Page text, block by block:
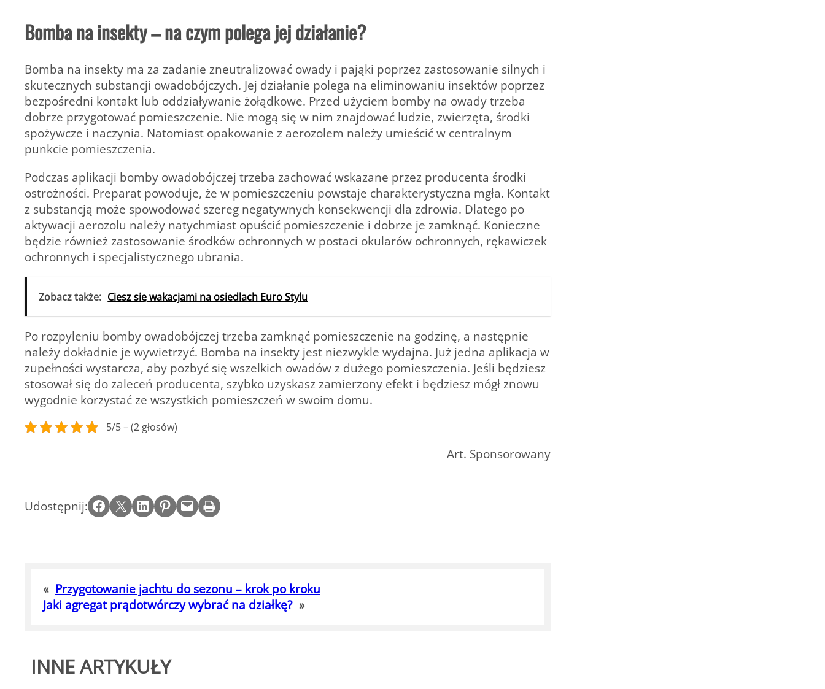
Bomba na insekty – na czym polega jej działanie?
Bomba na insekty ma za zadanie zneutralizować owady i pająki poprzez zastosowanie silnych i
skutecznych substancji owadobójczych. Jej działanie polega na eliminowaniu insektów poprzez
bezpośredni kontakt lub oddziaływanie żołądkowe. Przed użyciem bomby na owadytrzeba
dobrze przygotować pomieszczenie. Nie mogą się w nim znajdować ludzie, zwierzęta, środki
spożywcze i naczynia. Natomiast opakowanie z aerozolem należy umieścić w centralnym
punkcie pomieszczenia.
Podczas aplikacji bomby owadobójczej trzeba zachować wskazane przez producenta środki
ostrożności. Preparat powoduje, że w pomieszczeniu powstaje charakterystyczna mgła. Kontakt
z substancją może spowodować szereg negatywnych konsekwencji dla zdrowia. Dlatego po
aktywacji aerozolu należy natychmiast opuścić pomieszczenie i dobrze je zamknąć. Konieczne
będzie równieżzastosowanie środków ochronnych w postaci okularów ochronnych, rękawiczek
ochronnych i specjalistycznego ubrania.
Zobacz także: Ciesz się wakacjami na osiedlach Euro Stylu
Po rozpyleniu bomby owadobójczej trzeba zamknąć pomieszczenie na godzinę, a następnie
należy dokładnie je wywietrzyć. Bomba na insekty jest niezwykle wydajna. Już jedna aplikacja w
zupełności wystarcza, aby pozbyć się wszelkich owadów z dużego pomieszczenia. Jeśli będziesz
stosował się do zaleceń producenta, szybko uzyskasz zamierzony efekt i będziesz mógł znowu
wygodnie korzystać ze wszystkich pomieszczeń w swoim domu.
5/5 – (2 głosów)
Art. Sponsorowany
Udostępnij: Share on Facebook Email this Page Share on LinkedIn Share on Pinterest Email this Page Print this Page
« Przygotowanie jachtu do sezonu – krok po kroku
Jaki agregat prądotwórczy wybrać na działkę? »
INNE ARTYKUŁY